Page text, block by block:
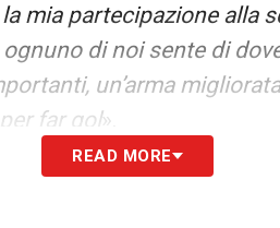
mia partecipazione alla
di noi sente di
un’arma
far gol».
READ MORE